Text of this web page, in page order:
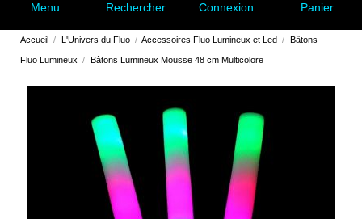
Menu Rechercher Connexion Panier
Accueil L'Univers du Fluo Accessoires Fluo Lumineux et Led Bâtons
Fluo Lumineux Bâtons Lumineux Mousse 48 cm Multicolore